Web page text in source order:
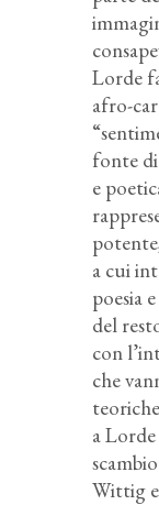
Lorde
afro-
fonte
e
a cui
poesia
del
con
che
a
Wittig